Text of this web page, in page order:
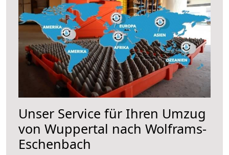
Unser Service für Ihren Umzug
von Wuppertal nach Wolframs-
Eschenbach